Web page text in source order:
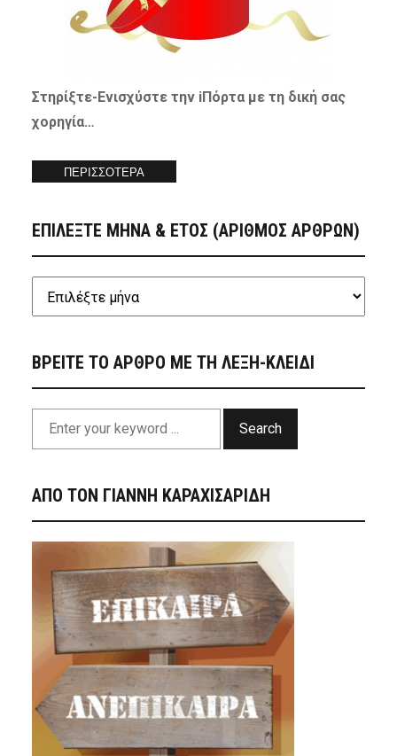
Στηρίξτε-Ενισχύστετην iΠόρτα με τη δική σας
χορηγία…
ΠΕΡΙΣΣΟΤΕΡΑ
ΕΠΙΛΕΞΤΕ ΜΗΝΑ & ΕΤΟΣ (ΑΡΙΘΜΟΣ ΑΡΘΡΩΝ)
ΒΡΕΙΤΕ ΤΟ ΑΡΘΡΟ ΜΕ ΤΗ ΛΕΞΗ-ΚΛΕΙΔΙ
Search
ΑΠΟ ΤΟΝ ΓΙΑΝΝΗ ΚΑΡΑΧΙΣΑΡΙΔΗ